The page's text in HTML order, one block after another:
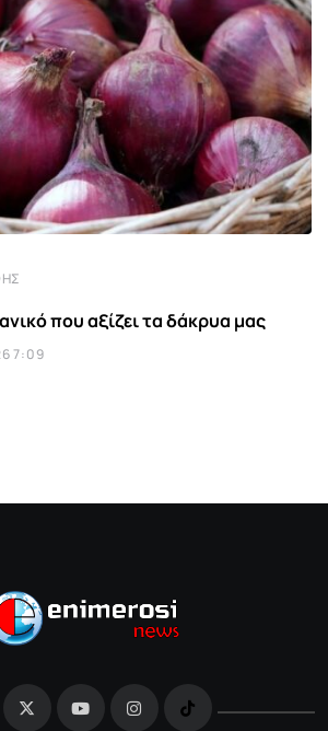
που αξίζει τα δάκρυα μας
7:09